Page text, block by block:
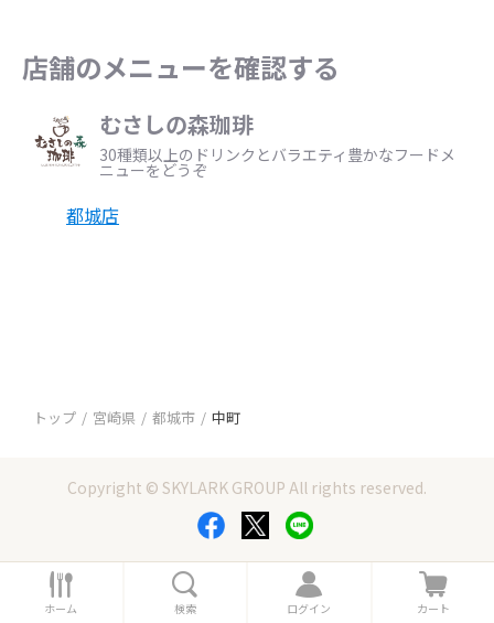
店舗のメニューを確認する
むさしの森珈琲
30種類以上のドリンクとバラエティ豊かなフードメ
ニューをどうぞ
都城店
トップ 宮崎県 都城市 中町
Copyright © SKYLARK GROUP All rights reserved.
ホ
ー
ホーム 索
検索
ロ
グ
ログイン
カ
ー
カート